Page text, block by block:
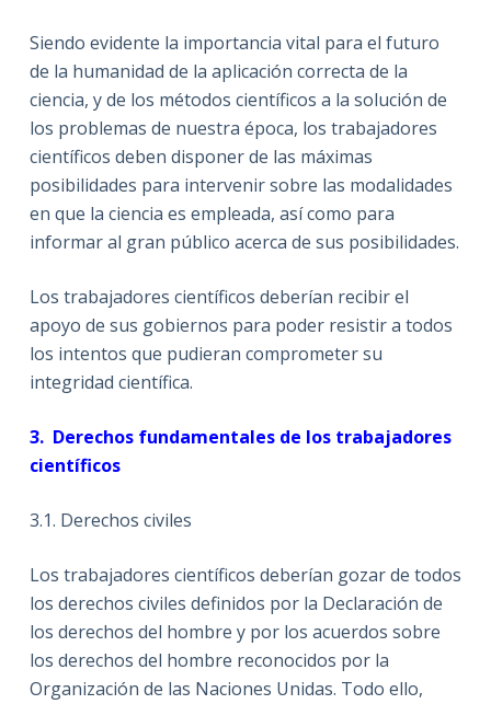
Siendo evidente la importancia vital para el futuro
de la humanidad de la aplicación correcta de la
ciencia, y de los métodos científicos a la solución de
los problemas de nuestra época, los trabajadores
científicos deben disponer de las máximas
posibilidades para intervenir sobre las modalidades
en que la ciencia es empleada, así como para
informar al gran público acerca de sus posibilidades.
Los trabajadores científicos deberían recibir el
apoyo de sus gobiernos para poder resistir a todos
los intentos que pudieran comprometer su
integridad científica.
3. Derechos fundamentales de los trabajadores
científicos
3.1. Derechos civiles
Los trabajadores científicos deberían gozar de todos
los derechos civiles definidos por la Declaración de
los derechos del hombre y por los acuerdos sobre
los derechos del hombre reconocidos por la
Organización de las Naciones Unidas. Todo ello,